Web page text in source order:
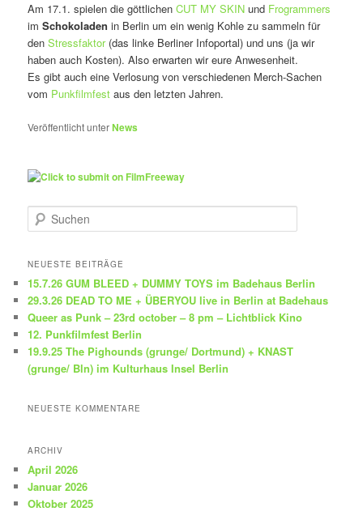
Am 17.1. spielen die göttlichenCUT MY SKIN und Frogrammers
imSchokoladen in Berlin um ein wenig Kohle zu sammeln für
denStressfaktor(das linke Berliner Infoportal) und uns (ja wir
haben auch Kosten). Also erwarten wir eure Anwesenheit.
Es gibt auch eine Verlosung von verschiedenen Merch-Sachen
vom Punkfilmfest aus den letzten Jahren.
Veröffentlicht unterNews
u
h
n
NEUESTE BEITRÄGE
15.7.26 GUM BLEED + DUMMY TOYS im Badehaus Berlin
29.3.26 DEAD TO ME + ÜBERYOU live in Berlin at Badehaus
Queer as Punk – 23rd october – 8 pm – Lichtblick Kino
12. Punkfilmfest Berlin
19.9.25 The Pighounds (grunge/ Dortmund) + KNAST
(grunge/ Bln) im Kulturhaus Insel Berlin
NEUESTE KOMMENTARE
ARCHIV
April 2026
Januar 2026
Oktober 2025